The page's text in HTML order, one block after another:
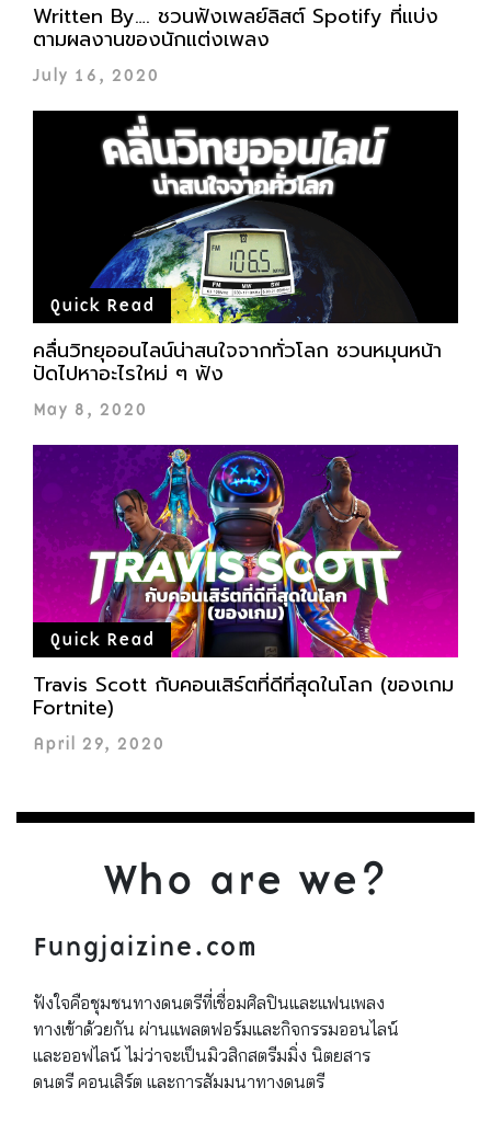
Written By…. ชวนฟังเพลย์ลิสต์ Spotify ที่แบ่ง
ตามผลงานของนักแต่งเพลง
July 16, 2020
Quick Read
คลื่นวิทยุออนไลน์น่าสนใจจากทั่วโลก ชวนหมุนหน้า
ปัดไปหาอะไรใหม่ ๆ ฟัง
May 8, 2020
Quick Read
Travis Scott กับคอนเสิร์ตที่ดีที่สุดในโลก (ของเกม
Fortnite)
April 29, 2020
Who are we?
Fungjaizine.com
ฟังใจคือชุมชนทางดนตรีที่เชื่อมศิลปินและแฟนเพลง
ทางเข้าด้วยกัน ผ่านแพลตฟอร์มและกิจกรรมออนไลน์
และออฟไลน์ ไม่ว่าจะเป็นมิวสิกสตรีมมิ่ง นิตยสาร
ดนตรี คอนเสิร์ต และการสัมมนาทางดนตรี